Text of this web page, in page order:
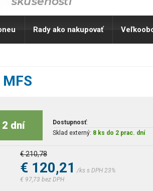
Rady ako nakupovať
dní Dostupnosť:
Sklad externý: 8 ks do 2 prac. dní
€ 210,78
€ 120,21 /ks s DPH 23%
€ 97,73 bez DPH